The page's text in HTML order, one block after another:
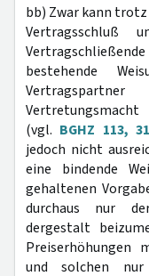
bb) Zwar kann
Vertragsschluß
bestehende
(vgl. BGHZ 113,
jedoch nicht
eine bindende
gehaltenen
durchaus nur
dergestalt
Preiserhöhungen
und solchen nur